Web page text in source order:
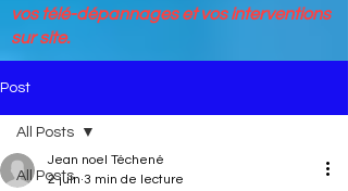
vos télé-dépannages et vos interventions
sur site.
Post
All Posts
All Posts
Jean noel Téchené
2 juin 3 min de lecture